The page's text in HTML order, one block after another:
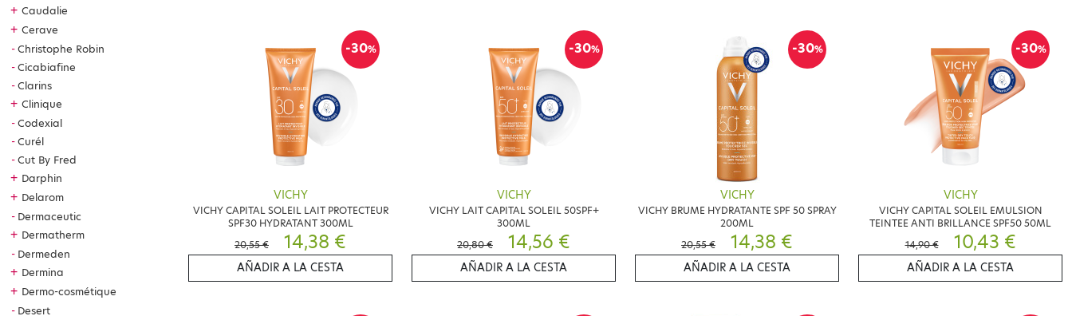
+ Caudalie
+ Cerave
Christophe Robin
Cicabiafine
Clarins
+ Clinique
Codexial
Curél
Cut By Fred
+ Darphin
+ Delarom
Dermaceutic
+ Dermatherm
Dermeden
+ Dermina
+ Dermo-cosmétique
Desert
-30%
VICHY
VICHY CAPITAL SOLEIL LAIT PROTECTEUR
SPF30 HYDRATANT 300ML
20,55 €
14,38 €
AÑADIR A LA CESTA
-30%
VICHY
VICHY LAIT CAPITAL SOLEIL 50SPF+
300ML
20,80 €
14,56 €
AÑADIR A LA CESTA
-30%
VICHY
VICHY BRUME HYDRATANTE SPF 50 SPRAY
200ML
20,55 €
14,38 €
AÑADIR A LA CESTA
-30%
VICHY
VICHY CAPITAL SOLEIL EMULSION
TEINTEE ANTI BRILLANCE SPF50 50ML
14,90 €
10,43 €
AÑADIR A LA CESTA